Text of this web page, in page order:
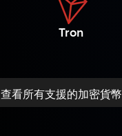
Tron
查看所有支援的加密貨幣